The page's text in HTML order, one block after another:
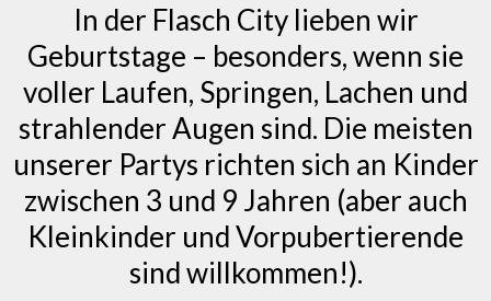
In der Flasch City lieben wir
Geburtstage – besonders, wenn sie
voller Laufen, Springen, Lachen und
strahlender Augen sind. Die meisten
unserer Partys richten sich an Kinder
zwischen 3 und 9 Jahren (aber auch
Kleinkinder und Vorpubertierende
sind willkommen!).